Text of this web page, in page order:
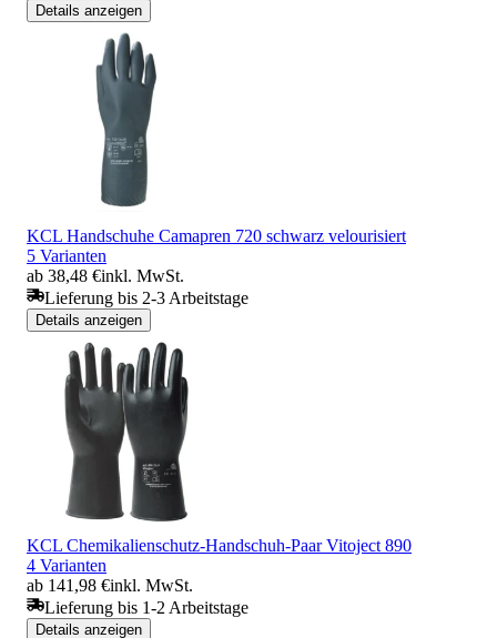
Details anzeigen
KCL Handschuhe Camapren 720 schwarz velourisiert
5 Varianten
ab 38,48 €inkl. MwSt.
Lieferung bis 2-3 Arbeitstage
Details anzeigen
KCL Chemikalienschutz-Handschuh-Paar Vitoject 890
4 Varianten
ab 141,98 €inkl. MwSt.
Lieferung bis 1-2 Arbeitstage
Details anzeigen